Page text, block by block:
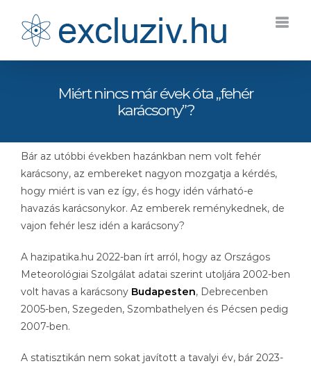
Miért nincs már évek óta „fehér
karácsony”?
Bár az utóbbi években hazánkban nem volt fehér
karácsony, az embereket nagyon mozgatja a kérdés,
hogy miért is van ez így, és hogy idén várható-e
havazás karácsonykor. Az emberek reménykednek, de
vajon fehér lesz idén a karácsony?
A hazipatika.hu 2022-ban írt arról, hogy az Országos
Meteorológiai Szolgálat adatai szerint utoljára 2002-ben
volt havas a karácsony Budapesten, Debrecenben
2005-ben, Szegeden, Szombathelyen és Pécsen pedig
2007-ben.
A statisztikán nem sokat javított a tavalyi év, bár 2023-